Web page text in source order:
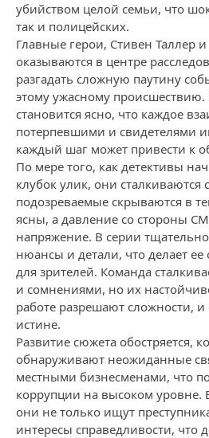
убийством целой семьи, что
так и полицейских.
Главные герои, Стивен Таллер
оказываются в центре
разгадать сложную паутину
этому ужасному происшествию.
становится ясно, что каждое
потерпевшими и свидетелями
каждый шаг может привести к
По мере того, как детективы
клубок улик, они сталкиваются
подозреваемые скрываются в
ясны, а давление со стороны
напряжение. В серии
нюансы и детали, что делает
для зрителей. Команда
и сомнениями, но их
работе разрешают сложности, и
истине.
Развитие сюжета обостряется,
обнаруживают неожиданные
местными бизнесменами, что
коррупции на высоком уровне.
они не только ищут
интересы справедливости, что